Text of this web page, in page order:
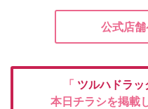
公式店舗
「 ツルハドラッ
本日チラシを掲載